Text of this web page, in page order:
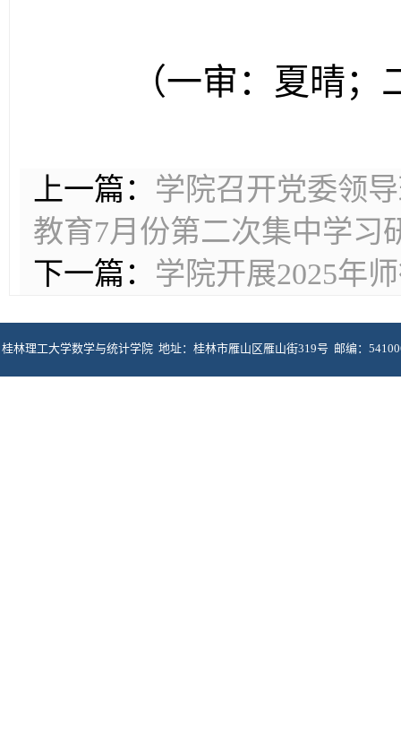
（一审：夏晴
上一篇： 学院召开党委领
教育7月份第二次集中学习
下一篇： 学院开展2025年
桂林理工大学数学与统计学院 地址：桂林市雁山区雁山街319号 邮